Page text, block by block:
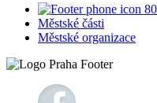
Městské části
Městské organizace